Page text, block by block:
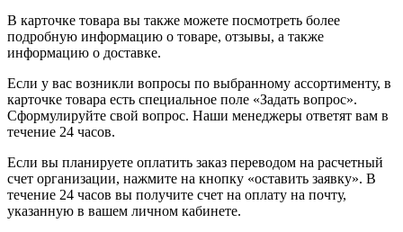
В карточке товара вы также можете посмотреть более
подробную информацию о товаре, отзывы, а также
информацию о доставке.
Если у вас возникли вопросы по выбранному ассортименту, в
карточке товара есть специальное поле «Задать вопрос».
Сформулируйте свой вопрос. Наши менеджеры ответят вам в
течение 24 часов.
Если вы планируете оплатить заказ переводом на расчетный
счет организации, нажмите на кнопку «оставить заявку». В
течение 24 часов вы получите счет на оплату на почту,
указанную в вашем личном кабинете.